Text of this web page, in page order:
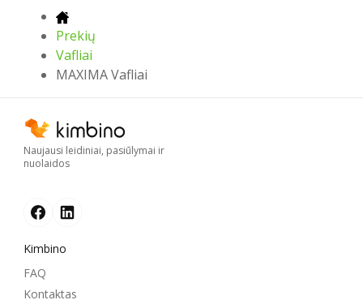
Prekių
Vafliai
MAXIMA Vafliai
Naujausi leidiniai, pasiūlymai ir
nuolaidos
Kimbino
FAQ
Kontaktas